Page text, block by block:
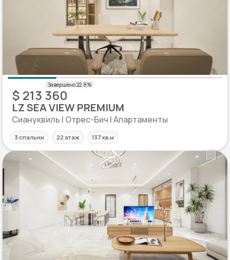
$ 213 360
LZ SEA VIEW PREMIUM
Сиануквиль | Отрес-Бич | Апартаменты
3 спальни 22 этаж 137 кв.м